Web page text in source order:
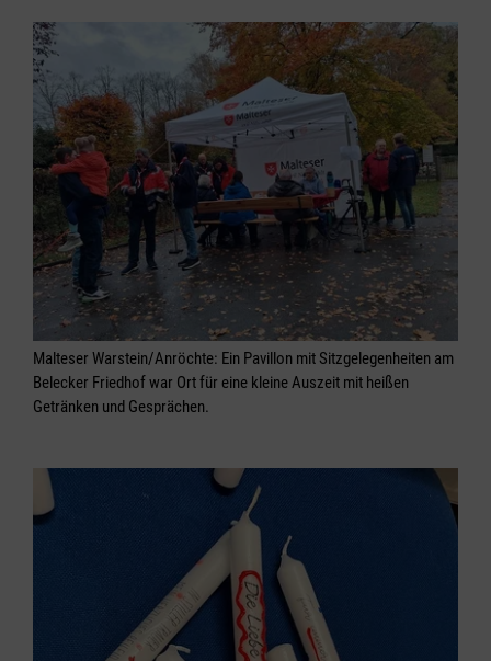
Malteser Warstein/Anröchte: Ein Pavillon mit Sitzgelegenheiten am
Belecker Friedhof war Ort für eine kleine Auszeit mit heißen
Getränken und Gesprächen.